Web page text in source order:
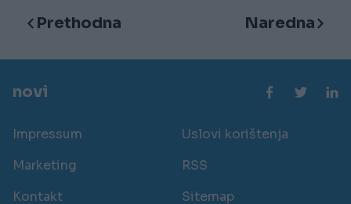
Prethodna Naredna
novi
Impressum
Uslovi korištenja
Marketing
RSS
Kontakt
Sitemap